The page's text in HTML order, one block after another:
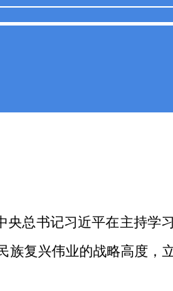
总书记习近平在主持学
复兴伟业的战略高度，